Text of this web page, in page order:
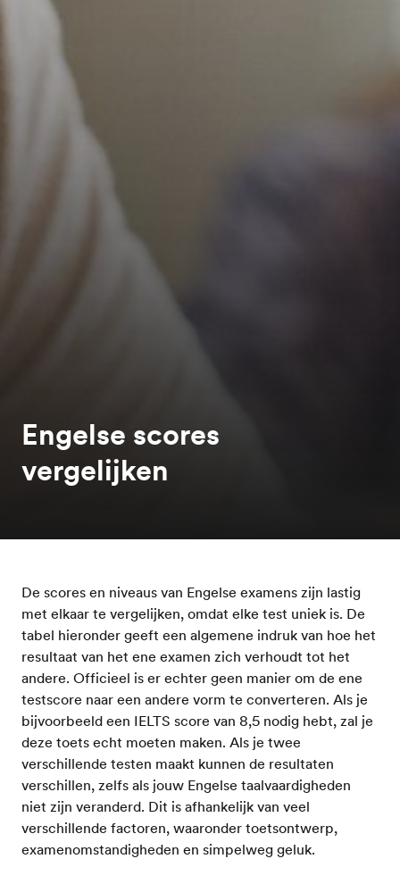
Engelse scores
vergelijken
De scores en niveaus van Engelse examens zijn lastig
met elkaar te vergelijken, omdat elke test uniek is. De
tabel hieronder geeft een algemene indruk van hoe het
resultaat van het ene examen zich verhoudt tot het
andere. Officieel is er echter geen manier om de ene
testscore naar een andere vorm te converteren. Als je
bijvoorbeeld een IELTS score van 8,5 nodig hebt, zal je
deze toets echt moeten maken. Als je twee
verschillende testen maakt kunnen de resultaten
verschillen, zelfs als jouw Engelse taalvaardigheden
niet zijn veranderd. Dit is afhankelijk van veel
verschillende factoren, waaronder toetsontwerp,
examenomstandigheden en simpelweg geluk.